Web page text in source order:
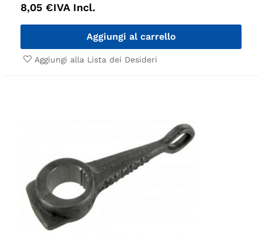
8,05 €IVA Incl.
Aggiungi al carrello
Aggiungi alla Lista dei Desideri